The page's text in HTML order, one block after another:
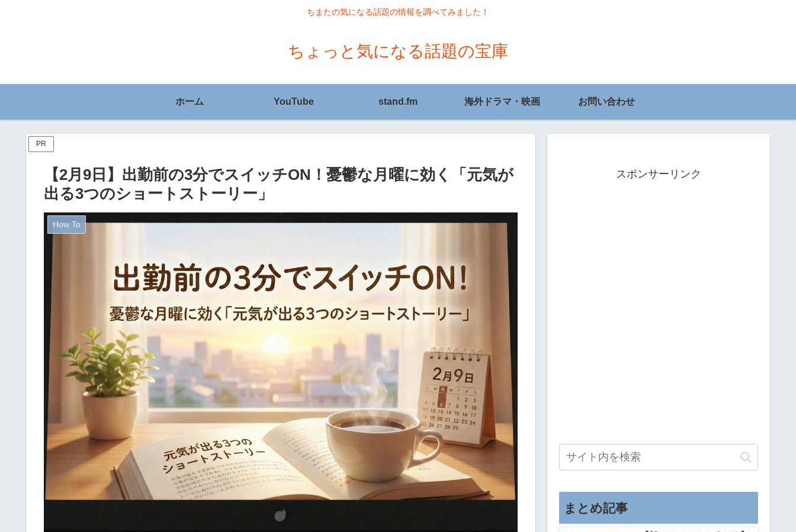
ちまたの気になる話題の情報を調べてみました！
ちょっと気になる話題の宝庫
ホーム YouTube stand.fm 海外ドラマ・映画 お問い合わせ
PR
【2月9日】出勤前の3分でスイッチON！憂鬱な月曜に効く「元気が
出る3つのショートストーリー」
How To
スポンサーリンク
まとめ記事